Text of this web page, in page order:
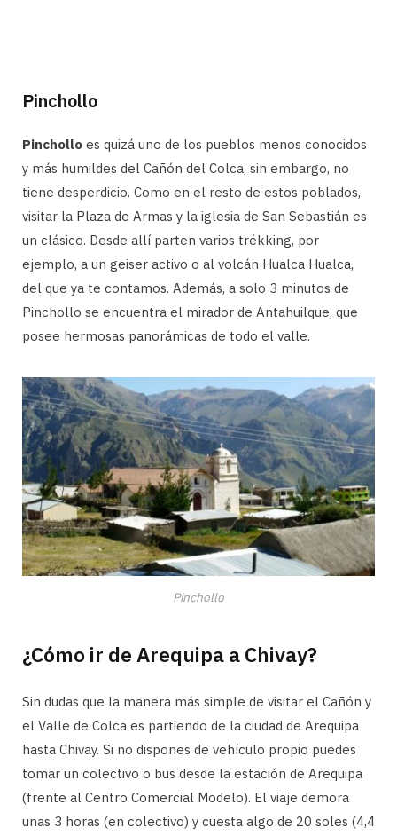
Pinchollo
Pinchollo es quizá uno de los pueblos menos conocidos
y más humildes del Cañón del Colca, sin embargo, no
tiene desperdicio. Como en el resto de estos poblados,
visitar la Plaza de Armas y la iglesia de San Sebastián es
un clásico. Desde allí parten varios trékking, por
ejemplo, a un geiser activo o al volcán Hualca Hualca,
del que ya te contamos. Además, a solo 3 minutos de
Pinchollo se encuentra el mirador de Antahuilque, que
posee hermosas panorámicas de todo el valle.
Pinchollo
¿Cómo ir de Arequipa a Chivay?
Sin dudas que la manera más simple de visitar el Cañón y
el Valle de Colca es partiendo de la ciudad de Arequipa
hasta Chivay. Si no dispones de vehículo propio puedes
tomar un colectivo o bus desde la estación de Arequipa
(frente al Centro Comercial Modelo). El viaje demora
unas 3 horas (en colectivo) y cuesta algo de 20 soles (4,4